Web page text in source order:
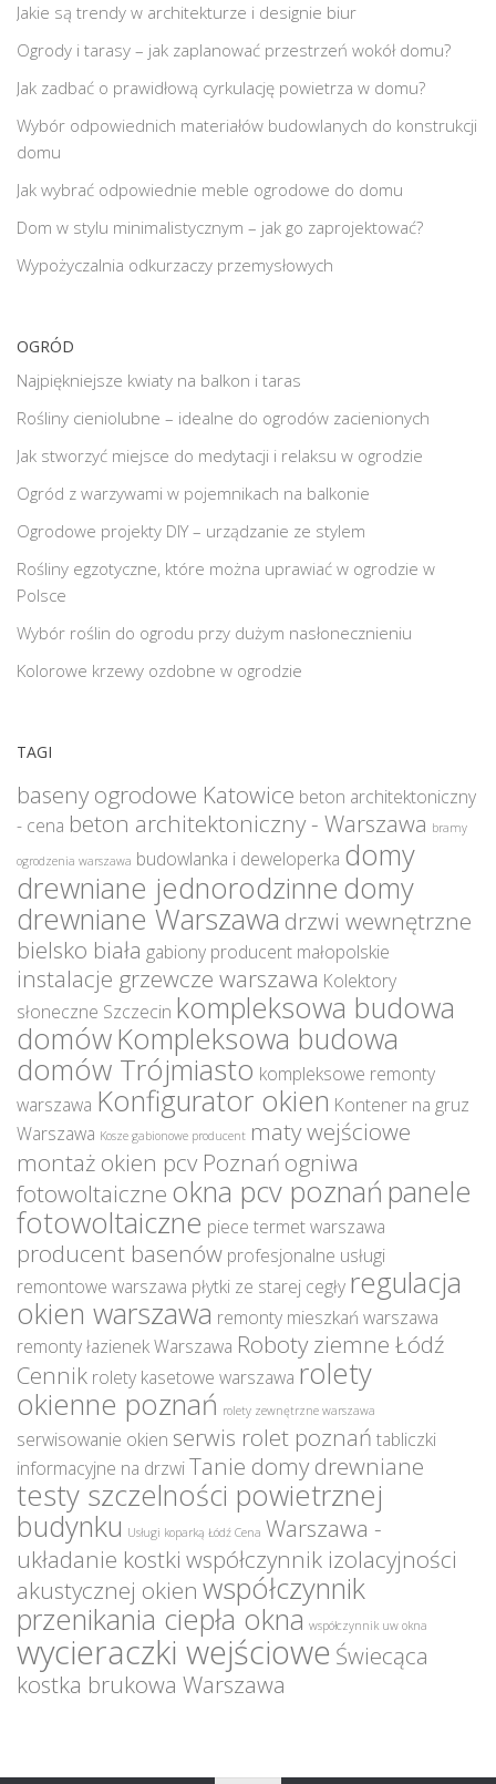
Jakie są trendy w architekturze i designie biur
Ogrody i tarasy – jak zaplanować przestrzeń wokół domu?
Jak zadbać o prawidłową cyrkulację powietrza w domu?
Wybór odpowiednich materiałów budowlanych do konstrukcji
domu
Jak wybrać odpowiednie meble ogrodowe do domu
Dom w stylu minimalistycznym – jak go zaprojektować?
Wypożyczalnia odkurzaczy przemysłowych
OGRÓD
Najpiękniejsze kwiaty na balkon i taras
Rośliny cieniolubne – idealne do ogrodów zacienionych
Jak stworzyć miejsce do medytacji i relaksu w ogrodzie
Ogród z warzywami w pojemnikach na balkonie
Ogrodowe projekty DIY – urządzanie ze stylem
Rośliny egzotyczne, które można uprawiać w ogrodzie w
Polsce
Wybór roślin do ogrodu przy dużym nasłonecznieniu
Kolorowe krzewy ozdobne w ogrodzie
TAGI
baseny ogrodowe Katowice beton architektoniczny
- cena beton architektoniczny - Warszawa bramy
ogrodzenia warszawa budowlanka i deweloperka domy
drewniane jednorodzinne domy
drewniane Warszawa drzwi wewnętrzne
bielsko biała gabiony producent małopolskie
instalacje grzewcze warszawa Kolektory
słoneczne Szczecin kompleksowa budowa
domówKompleksowa budowa
domów Trójmiasto kompleksowe remonty
warszawa Konfigurator okien Kontener na gruz
Warszawa Kosze gabionowe producent maty wejściowe
montaż okien pcv Poznań ogniwa
fotowoltaiczne okna pcv poznań panele
fotowoltaiczne piece termet warszawa
producent basenów profesjonalne usługi
remontowe warszawa płytki ze starej cegły regulacja
okien warszawa remonty mieszkań warszawa
remonty łazienek Warszawa Roboty ziemne Łódź
Cennik rolety kasetowe warszawa rolety
okienne poznań rolety zewnętrzne warszawa
serwisowanie okien serwis rolet poznań tabliczki
informacyjne na drzwiTanie domy drewniane
testy szczelności powietrznej
budynku Usługi koparką Łódź Cena Warszawa -
układanie kostki współczynnik izolacyjności
akustycznej okien współczynnik
przenikania ciepła okna współczynnik uw okna
wycieraczki wejściowe Świecąca
kostka brukowa Warszawa